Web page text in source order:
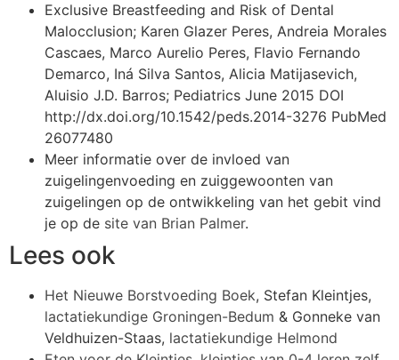
Exclusive Breastfeeding and Risk of Dental
Malocclusion; Karen Glazer Peres, Andreia Morales
Cascaes, Marco Aurelio Peres, Flavio Fernando
Demarco, Iná Silva Santos, Alicia Matijasevich,
Aluisio J.D. Barros; Pediatrics June 2015 DOI
http://dx.doi.org/10.1542/peds.2014-3276 PubMed
26077480
Meer informatie over de invloed van
zuigelingenvoeding en zuiggewoonten van
zuigelingen op de ontwikkeling van het gebit vind
je op de site van Brian Palmer.
Lees ook
Het Nieuwe Borstvoeding Boek, Stefan Kleintjes,
lactatiekundige Groningen-Bedum & Gonneke van
Veldhuizen-Staas, lactatiekundige Helmond